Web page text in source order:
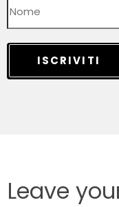
ISCRIVITI
Leave